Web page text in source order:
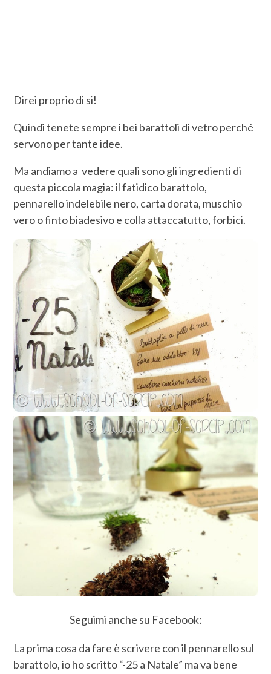
Direi proprio di si!
Quindi tenete sempre i bei barattoli di vetro perché
servono per tante idee.
Ma andiamo a vedere quali sono gli ingredienti di
questa piccola magia: il fatidico barattolo,
pennarello indelebile nero, carta dorata, muschio
vero o finto biadesivo e colla attaccatutto, forbici.
Seguimi anche su Facebook:
La prima cosa da fare è scrivere con il pennarello sul
barattolo, io ho scritto “-25 a Natale” ma va bene